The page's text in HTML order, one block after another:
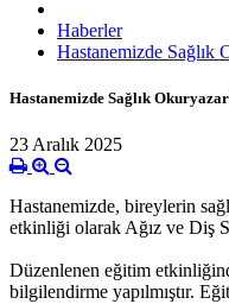
Haberler
Hastanemizde Sağlık
Hastanemizde Sağlık
23 Aralık 2025
Hastanemizde, bireylerin
etkinliği olarak Ağız ve Diş
Düzenlenen eğitim
bilgilendirme yapılmıştır.